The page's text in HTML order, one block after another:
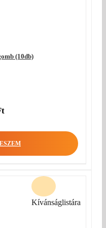
(10db)
Kívánságlistára